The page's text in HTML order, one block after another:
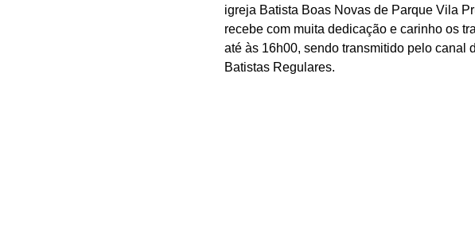
igreja Batista Boas Novas de Parque Vila
recebe com muita dedicação e carinho os
até às 16h00, sendo transmitido pelo canal
Batistas Regulares.